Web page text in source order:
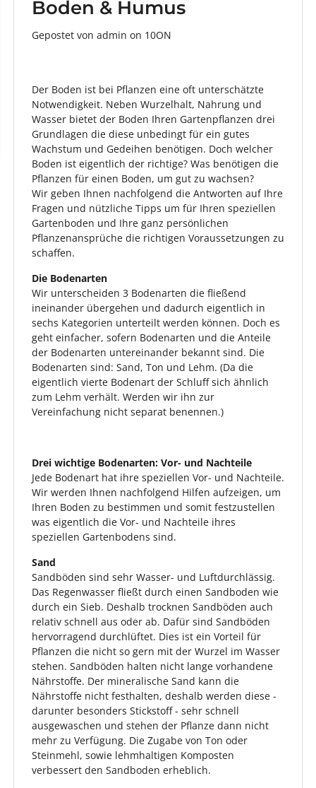
Boden & Humus
Gepostet von admin on 10ON
Der Boden ist bei Pflanzen eine oft unterschätzte
Notwendigkeit. Neben Wurzelhalt, Nahrung und
Wasser bietet der Boden Ihren Gartenpflanzen drei
Grundlagen die diese unbedingt für ein gutes
Wachstum und Gedeihen benötigen. Doch welcher
Boden ist eigentlich der richtige? Was benötigen die
Pflanzen für einen Boden, um gut zu wachsen?
Wir geben Ihnen nachfolgend die Antworten auf Ihre
Fragen und nützliche Tipps um für Ihren speziellen
Gartenboden und Ihre ganz persönlichen
Pflanzenansprüche die richtigen Voraussetzungen zu
schaffen.
Die Bodenarten
Wir unterscheiden 3 Bodenarten die fließend
ineinander übergehen und dadurch eigentlich in
sechs Kategorien unterteilt werden können. Doch es
geht einfacher, sofern Bodenarten und die Anteile
der Bodenarten untereinander bekannt sind. Die
Bodenarten sind: Sand, Ton und Lehm. (Da die
eigentlich vierte Bodenart der Schluff sich ähnlich
zum Lehm verhält. Werden wir ihn zur
Vereinfachung nicht separat benennen.)
Drei wichtige Bodenarten: Vor- und Nachteile
Jede Bodenart hat ihre speziellen Vor- und Nachteile.
Wir werden Ihnen nachfolgend Hilfen aufzeigen, um
Ihren Boden zu bestimmen und somit festzustellen
was eigentlich die Vor- und Nachteile ihres
speziellen Gartenbodens sind.
Sand
Sandböden sind sehr Wasser- und Luftdurchlässig.
Das Regenwasser fließt durch einen Sandboden wie
durch ein Sieb. Deshalb trocknen Sandböden auch
relativ schnell aus oder ab. Dafür sind Sandböden
hervorragend durchlüftet. Dies ist ein Vorteil für
Pflanzen die nicht so gern mit der Wurzel im Wasser
stehen. Sandböden halten nicht lange vorhandene
Nährstoffe. Der mineralische Sand kann die
Nährstoffe nicht festhalten, deshalb werden diese -
darunter besonders Stickstoff - sehr schnell
ausgewaschen und stehen der Pflanze dann nicht
mehr zu Verfügung. Die Zugabe von Ton oder
Steinmehl, sowie lehmhaltigen Komposten
verbessert den Sandboden erheblich.